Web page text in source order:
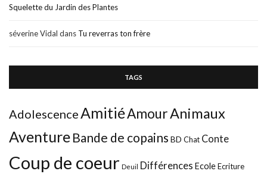
Squelette du Jardin des Plantes
séverine Vidal dans Tu reverras ton frère
TAGS
Adolescence AmitiéAmourAnimaux
Aventure Bande de copains BD Chat Conte
Coup de coeur Deuil Différences EcoleEcriture